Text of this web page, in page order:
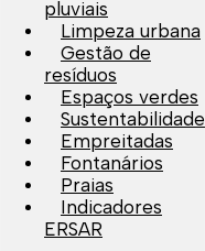
pluviais
Limpeza urbana
Gestão de
resíduos
Espaços verdes
Sustentabilidade
Empreitadas
Fontanários
Praias
Indicadores
ERSAR